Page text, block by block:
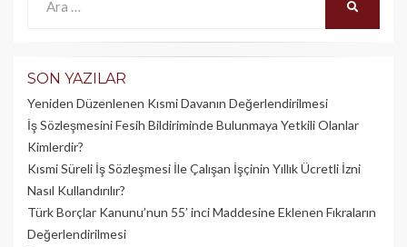
SON YAZILAR
Yeniden Düzenlenen Kısmi Davanın Değerlendirilmesi
İş Sözleşmesini Fesih Bildiriminde Bulunmaya Yetkili Olanlar
Kimlerdir?
Kısmi Süreli İş Sözleşmesi İle Çalışan İşçinin Yıllık Üc­retli İzni
Nasıl Kullandırılır?
Türk Borçlar Kanunu’nun 55’ inci Maddesine Eklenen Fıkraların
Değerlendirilmesi